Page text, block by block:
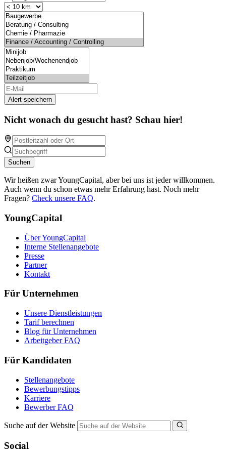
Alert speichern
Nicht wonach du gesucht hast? Schau hier!
Suchen
Wir heißen zwar YoungCapital, aber bei uns ist jeder willkommen.
Auch wenn du schon etwas mehr Erfahrung hast. Noch mehr
Fragen? Check unsere FAQ.
YoungCapital
Über YoungCapital
Interne Stellenangebote
Presse
Partner
Kontakt
Für Unternehmen
Unsere Dienstleistungen
Tarif berechnen
Blog für Unternehmen
Arbeitgeber FAQ
Für Kandidaten
Stellenangebote
Bewerbungstipps
Karriere
Bewerber FAQ
Suche auf der Website
Social